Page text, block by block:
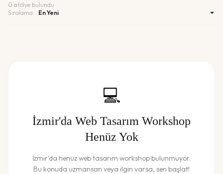
0 atölye bulundu
Sıralama:
💻
İzmir'da Web Tasarım Workshop
Henüz Yok
İzmir'da henüzweb tasarım workshopbulunmuyor.
Bu konuda uzmansan veya ilgin varsa, sen başlat!